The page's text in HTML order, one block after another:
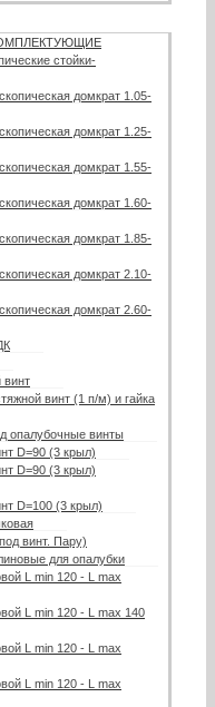
стойки-
домкрат 1.05-
домкрат 1.25-
домкрат 1.55-
домкрат 1.60-
домкрат 1.85-
домкрат 2.10-
домкрат 2.60-
винт
винт (1 п/м) и гайка
опалубочные винты
D=90 (3 крыл)
D=90 (3 крыл)
D=100 (3 крыл)
винт. Пару)
для опалубки
L min 120 - L max
L min 120 - L max 140
L min 120 - L max
L min 120 - L max